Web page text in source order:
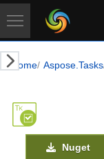
Home Aspose.Tasks
Nuget